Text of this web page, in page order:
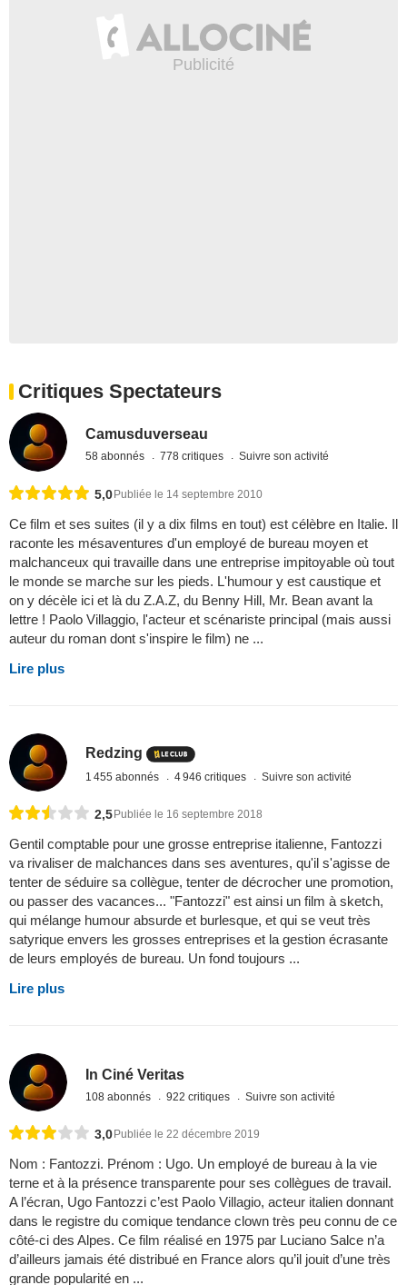
Critiques Spectateurs
Camusduverseau
58 abonnés 778 critiques Suivre son activité
5,0Publiée le 14 septembre 2010
Ce film et ses suites (il y a dix films en tout) est célèbre en Italie. Il
raconte les mésaventures d'un employé de bureau moyen et
malchanceux qui travaille dans une entreprise impitoyable où tout
le monde se marche sur les pieds. L'humour y est caustique et
on y décèle ici et là du Z.A.Z, du Benny Hill, Mr. Bean avant la
lettre ! Paolo Villaggio, l'acteur et scénariste principal (mais aussi
auteur du roman dont s'inspire le film) ne ...
Lire plus
Redzing
1 455 abonnés 4 946 critiques Suivre son activité
2,5 Publiée le 16 septembre 2018
Gentil comptable pour une grosse entreprise italienne, Fantozzi
va rivaliser de malchances dans ses aventures, qu'il s'agisse de
tenter de séduire sa collègue, tenter de décrocher une promotion,
ou passer des vacances... "Fantozzi" est ainsi un film à sketch,
qui mélange humour absurde et burlesque, et qui se veut très
satyrique envers les grosses entreprises et la gestion écrasante
de leurs employés de bureau. Un fond toujours ...
Lire plus
In Ciné Veritas
108 abonnés 922 critiques Suivre son activité
3,0 Publiée le 22 décembre 2019
Nom : Fantozzi. Prénom : Ugo. Un employé de bureau à la vie
terne et à la présence transparente pour ses collègues de travail.
A l’écran, Ugo Fantozzi c’est Paolo Villagio, acteur italien donnant
dans le registre du comique tendance clown très peu connu de ce
côté-ci des Alpes. Ce film réalisé en 1975 par Luciano Salce n’a
d’ailleurs jamais été distribué en France alors qu’il jouit d’une très
grande popularité en ...